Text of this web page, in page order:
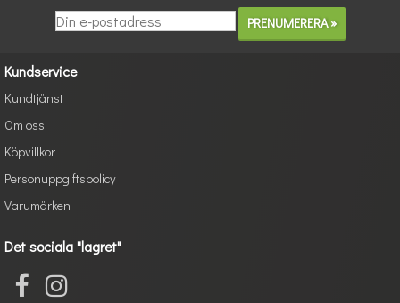
Kundservice
Kundtjänst
Om oss
Köpvillkor
Personuppgiftspolicy
Varumärken
Det sociala "lagret"